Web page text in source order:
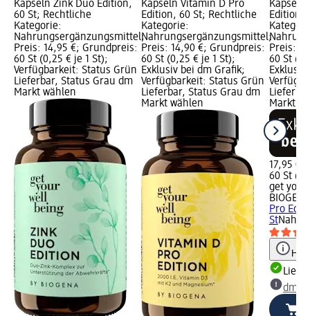
Kapseln Zink Duo Edition,
60 St; Rechtliche
Kategorie:
Nahrungsergänzungsmittel;
Preis: 14,95 €; Grundpreis:
60 St (0,25 € je 1 St);
Verfügbarkeit: Status Grün
Lieferbar, Status Grau dm
Markt wählen
Kapseln Vitamin D Pro
Edition, 60 St; Rechtliche
Kategorie:
Nahrungsergänzungsmittel;
Preis: 14,90 €; Grundpreis:
60 St (0,25 € je 1 St);
Exklusiv bei dm Grafik;
Verfügbarkeit: Status Grün
Lieferbar, Status Grau dm
Markt wählen
Kapseln
Edition,
Preis:
60 St
Exklusiv
Markt
17,95 €
60 St
get your
BIOGENA
Pro
St
dm